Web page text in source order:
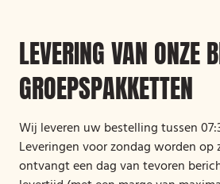
LEVERING VAN ONZE
GROEPSPAKKETTEN
Wij leveren uw bestelling tussen
Leveringen voor zondag worden op
ontvangt een dag van tevoren